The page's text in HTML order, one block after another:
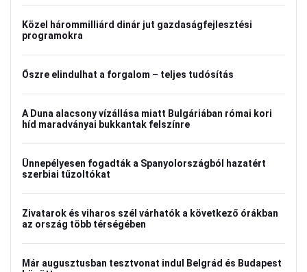
Közel hárommilliárd dinár jut gazdaságfejlesztési
programokra
Őszre elindulhat a forgalom – teljes tudósítás
A Duna alacsony vízállása miatt Bulgáriában római kori
híd maradványai bukkantak felszínre
Ünnepélyesen fogadták a Spanyolországból hazatért
szerbiai tűzoltókat
Zivatarok és viharos szél várhatók a következő órákban
az ország több térségében
Már augusztusban tesztvonat indul Belgrád és Budapest